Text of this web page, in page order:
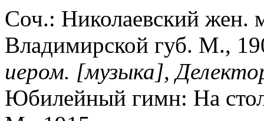
Соч.: Николаевский жен.
Владимирской губ. М.,
иером. [музыка],
Юбилейный гимн: На